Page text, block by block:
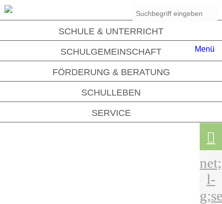
Menü
SCHULE & UNTERRICHT
SCHULGEMEINSCHAFT
FÖRDERUNG & BERATUNG
SCHULLEBEN
SERVICE

l-